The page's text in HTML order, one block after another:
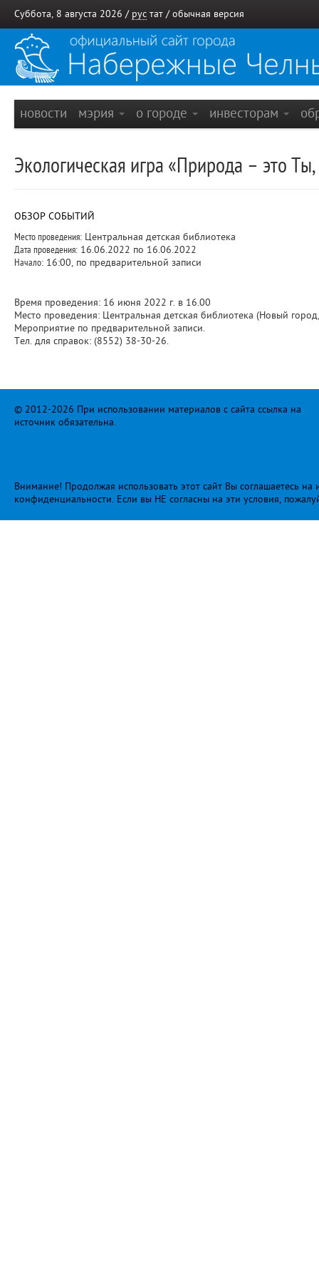
Суббота, 8 августа 2026 / рус тат / обычная версия
новости мэрия о городе инвесторам
Экологическая игра «Природа – это
ОБЗОР СОБЫТИЙ
Место проведения: Центральная детская библиотека
Дата проведения: 16.06.2022 по 16.06.2022
Начало: 16:00, по предварительной записи
Время проведения: 16 июня 2022 г. в 16.00
Место проведения: Центральная детская библиотека (Новый
Мероприятие по предварительной записи.
Тел. для справок: (8552) 38-30-26.
© 2012-2026 При использовании материалов с сайта ссылка на
источник обязательна.
Внимание! Продолжая использовать этот сайт Вы соглашаетесь
конфиденциальности. Если вы НЕ согласны на эти условия,